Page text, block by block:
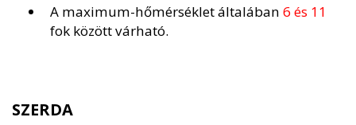
A maximum-hőmérséklet általában 6 és 11
fok között várható.
SZERDA